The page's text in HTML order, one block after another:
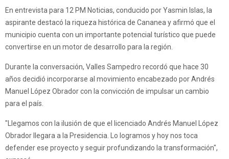
En entrevista para 12 PM Noticias, conducido por Yasmin Islas, la
aspirante destacó la riqueza histórica de Cananea y afirmó que el
municipio cuenta con un importante potencial turístico que puede
convertirse en un motor de desarrollo para la región.
Durante la conversación, Valles Sampedro recordó que hace 30
años decidió incorporarse al movimiento encabezado por Andrés
Manuel López Obrador con la convicción de impulsar un cambio
para el país.
"Llegamos con la ilusión de que el licenciado Andrés Manuel López
Obrador llegara a la Presidencia. Lo logramos y hoy nos toca
defender ese proyecto y seguir profundizando la transformación",